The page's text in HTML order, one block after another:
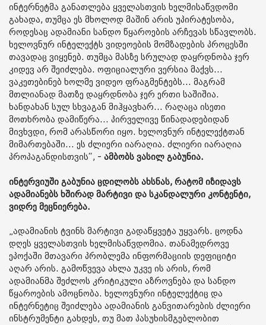
ინტერნეტმა განათლება ყველასთვის ხელმისაწვდომი
გახადა, თუმცა ეს მხოლოდ მაშინ არის უპირატესობა,
როდესაც ადამიანი სანდო წყაროების არჩევას სწავლობს.
ხელოვნურ ინტელექტს ვიდეოების მომზადების პროცესში
თავადაც ვიყენებ. თუმცა მასზე სრულად დაყრდნობა ჯერ
კიდევ არ შეიძლება. ოფიციალური ვერსია მაქვს...
ვაკეთებინებ ხოლმე ვიდეო ფრაგმენტებს... მაგრამ
მთლიანად მათზე დაყრდნობა ჯერ ერთი საშიშია.
ხანდახან სულ სხვაგან მიჰყავხარ... რაღაცა ისეთი
მოთხრობა დამიწერა... პირველივე წინადადებიდან
მივხვდი, რომ არასწორი იყო. ხელოვნურ ინტელექტთან
მიმართებაში... ეს ძლიერი იარაღია. ძლიერი იარაღია
პროპაგანდისთვის“, - ამბობს ვასილ გაბუნია.
ინტერვიუში გაბუნია ცდილობს ახსნას, რატომ იზიდავს
ადამიანებს ხშირად მარტივი და სკანდალური კონტენტი,
ვიდრე მეცნიერება.
„ადამიანის ტვინს მარტივი გადაწყვეტა უყვარს. ცოდნა
დღეს ყველასთვის ხელმისაწვდომია. თანამედროვე
ეპოქაში მთავარი პრობლემა ინფორმაციის დეფიციტი
აღარ არის. გამოწვევა ახლა უკვე ის არის, რომ
ადამიანმა შეძლოს კრიტიკული აზროვნება და სანდო
წყაროების ამოცნობა. ხელოვნური ინტელექტიც და
ინტერნეტიც შეიძლება ადამიანის განვითარების ძლიერი
ინსტრუმენტი გახდეს, თუ მათ პასუხისმგებლობით